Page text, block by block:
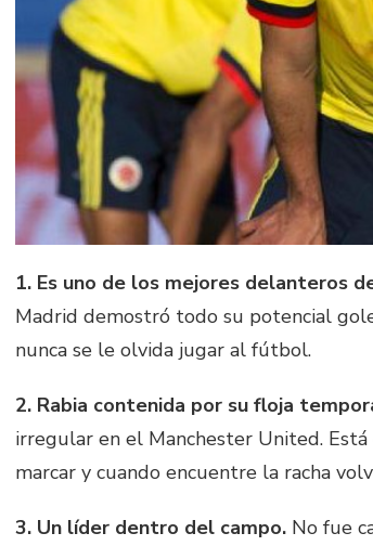
1. Es uno de los mejores delanteros
Madrid demostró todo su potencial
nunca se le olvida jugar al fútbol.
2. Rabia contenida por su floja
irregular en el Manchester United.
marcar y cuando encuentre la racha
3. Un líder dentro del campo. No fue